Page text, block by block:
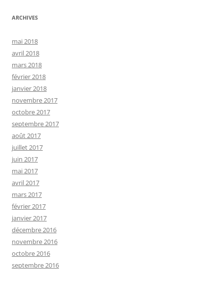
ARCHIVES
mai 2018
avril 2018
mars 2018
février 2018
janvier 2018
novembre 2017
octobre 2017
septembre 2017
août 2017
juillet 2017
juin 2017
mai 2017
avril 2017
mars 2017
février 2017
janvier 2017
décembre 2016
novembre 2016
octobre 2016
septembre 2016